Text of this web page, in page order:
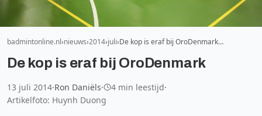
badmintonline.nl nieuws 2014 juli De kop is eraf bij OroDenmark…
De kop is eraf bij OroDenmark
13 juli 2014·Ron Daniëls· 4 min leestijd·
Artikelfoto: Huynh Duong